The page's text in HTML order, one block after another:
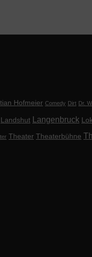
Hofmeier Comedy Dirt Dr.
Landshut Langenbruck
Theater Theaterbühne